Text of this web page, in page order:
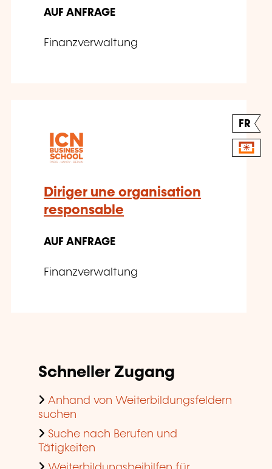
AUF ANFRAGE
Finanzverwaltung
FR
Diriger une organisation
responsable
AUF ANFRAGE
Finanzverwaltung
Schneller Zugang
Anhand von Weiterbildungsfeldern
suchen
Suche nach Berufen und
Tätigkeiten